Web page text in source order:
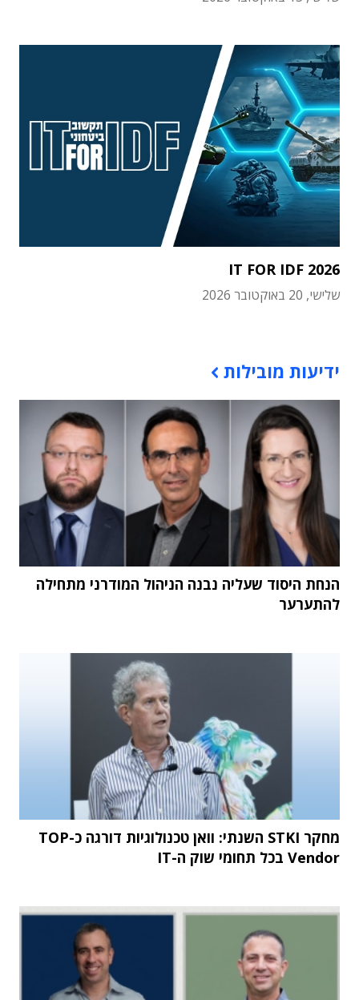
IT FOR IDF 2026
שלישי, 20 באוקטובר 2026
ידיעות מובילות
הנחת היסוד שעליה נבנה הניהול המודרני מתחילה
להתערער
מחקר STKI השנתי: וואן טכנולוגיות דורגה כ-TOP
Vendor בכל תחומי שוק ה-IT